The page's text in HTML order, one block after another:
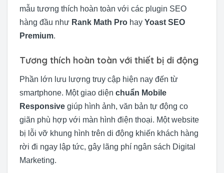
mẫu tương thích hoàn toàn với các plugin SEO
hàng đầu như Rank Math Pro hay Yoast SEO
Premium.
Tương thích hoàn toàn với thiết bị di động
Phần lớn lưu lượng truy cập hiện nay đến từ
smartphone. Một giao diện chuẩn Mobile
Responsive giúp hình ảnh, văn bản tự động co
giãn phù hợp với màn hình điện thoại. Một website
bị lỗi vỡ khung hình trên di động khiến khách hàng
rời đi ngay lập tức, gây lãng phí ngân sách Digital
Marketing.